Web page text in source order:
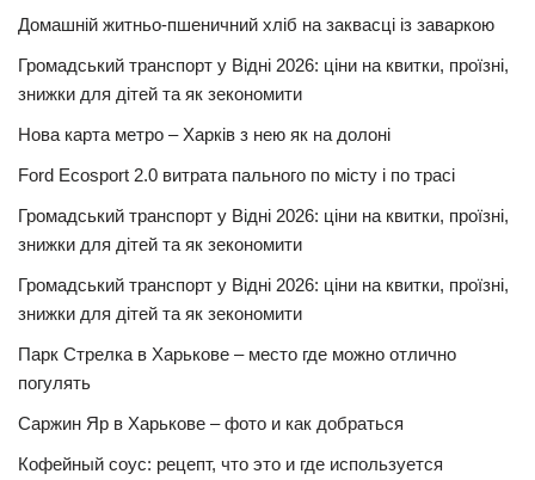
Домашній житньо-пшеничний хліб на заквасці із заваркою
Громадський транспорт у Відні 2026: ціни на квитки, проїзні,
знижки для дітей та як зекономити
Нова карта метро – Харків з нею як на долоні
Ford Ecosport 2.0 витрата пального по місту і по трасі
Громадський транспорт у Відні 2026: ціни на квитки, проїзні,
знижки для дітей та як зекономити
Громадський транспорт у Відні 2026: ціни на квитки, проїзні,
знижки для дітей та як зекономити
Парк Стрелка в Харькове – место где можно отлично
погулять
Саржин Яр в Харькове – фото и как добраться
Кофейный соус: рецепт, что это и где используется